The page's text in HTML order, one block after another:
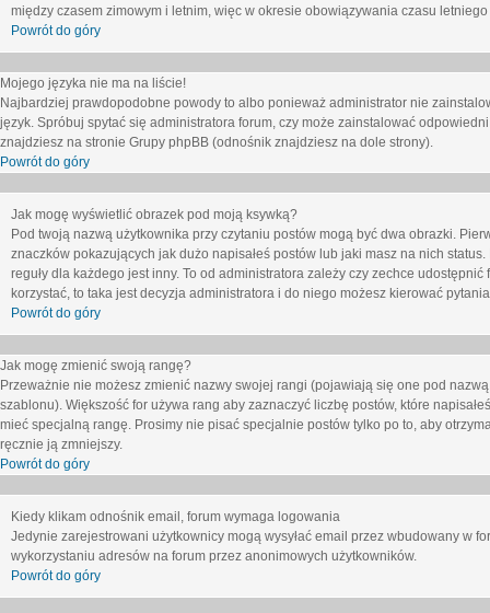
między czasem zimowym i letnim, więc w okresie obowiązywania czasu
Powrót do góry
Mojego języka nie ma na liście!
Najbardziej prawdopodobne powody to albo ponieważ administrator nie
język. Spróbuj spytać się administratora forum, czy może zainstalować
znajdziesz na stronie Grupy phpBB (odnośnik znajdziesz na dole strony).
Powrót do góry
Jak mogę wyświetlić obrazek pod moją ksywką?
Pod twoją nazwą użytkownika przy czytaniu postów mogą być dwa obrazki.
znaczków pokazujących jak dużo napisałeś postów lub jaki masz na nich
reguły dla każdego jest inny. To od administratora zależy czy zechce
korzystać, to taka jest decyzja administratora i do niego możesz kierować
Powrót do góry
Jak mogę zmienić swoją rangę?
Przeważnie nie możesz zmienić nazwy swojej rangi (pojawiają się one pod
szablonu). Większość for używa rang aby zaznaczyć liczbę postów, które
mieć specjalną rangę. Prosimy nie pisać specjalnie postów tylko po to, aby
ręcznie ją zmniejszy.
Powrót do góry
Kiedy klikam odnośnik email, forum wymaga logowania
Jedynie zarejestrowani użytkownicy mogą wysyłać email przez wbudowany w
wykorzystaniu adresów na forum przez anonimowych użytkowników.
Powrót do góry